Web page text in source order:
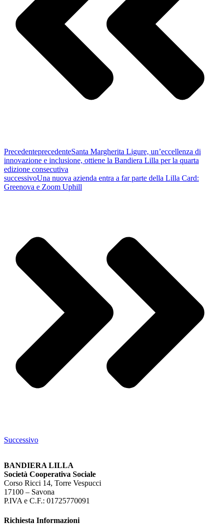
PrecedenteprecedenteSanta Margherita Ligure, un’eccellenza di
innovazione e inclusione, ottiene la Bandiera Lilla per la quarta
edizione consecutiva
successivoUna nuova azienda entra a far parte della Lilla Card:
Greenova e Zoom Uphill
Successivo
BANDIERA LILLA
Società Cooperativa Sociale
Corso Ricci 14, Torre Vespucci
17100 – Savona
P.IVA e C.F.: 01725770091
Richiesta Informazioni